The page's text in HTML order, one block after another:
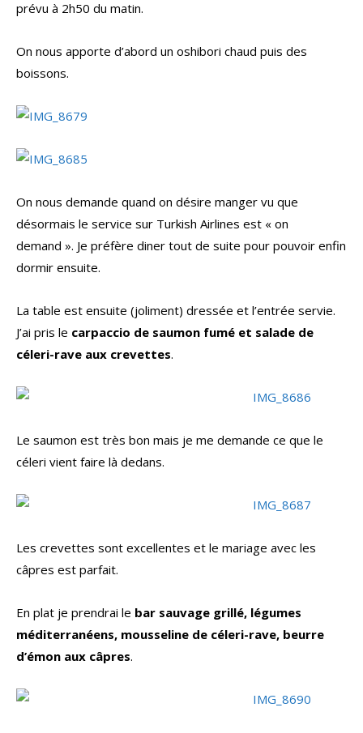
prévu à 2h50 du matin.
On nous apporte d’abord un oshibori chaud puis des
boissons.
On nous demande quand on désire manger vu que
désormais le service sur Turkish Airlines est « on
demand ». Je préfère diner tout de suite pour pouvoir enfin
dormir ensuite.
La table est ensuite (joliment) dressée et l’entrée servie.
J’ai pris le carpaccio de saumon fumé et salade de
céleri-rave aux crevettes.
Le saumon est très bon mais je me demande ce que le
céleri vient faire là dedans.
Les crevettes sont excellentes et le mariage avec les
câpres est parfait.
En plat je prendrai le bar sauvage grillé, légumes
méditerranéens, mousseline de céleri-rave, beurre
d’émon aux câpres.